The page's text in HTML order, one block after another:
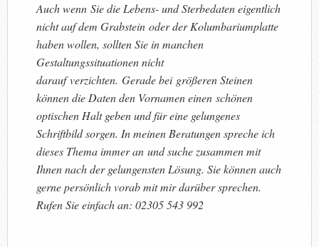
Auch wenn Sie die Lebens- und Sterbedaten eigentlich
nicht auf dem Grabstein oder der Kolumbariumplatte
haben wollen, sollten Sie in manchen
Gestaltungssituationen nicht
darauf verzichten. Gerade bei größeren Steinen
können die Daten den Vornamen einen schönen
optischen Halt geben und für eine gelungenes
Schriftbild sorgen. In meinen Beratungen spreche ich
dieses Thema immer an und suche zusammen mit
Ihnen nach der gelungensten Lösung. Sie können auch
gerne persönlich vorab mit mir darüber sprechen.
Rufen Sie einfach an: 02305 543 992